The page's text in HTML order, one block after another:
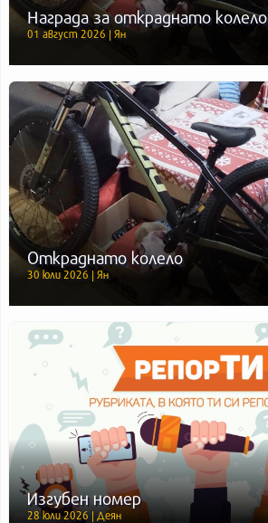
Награда за откраднато колело
01 август 2026 | Ян
Откраднато колело
30 юли 2026 | Ян
Изгубен номер
28 юли 2026 | Деян